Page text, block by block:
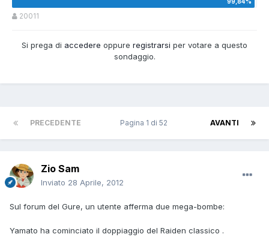
20011
Si prega di accedere oppure registrarsi per votare a questo
sondaggio.
PRECEDENTE AVANTI
Pagina 1 di 52
Zio Sam
Inviato 28 Aprile, 2012
Sul forum del Gure, un utente afferma due mega-bombe:
Yamato ha cominciato il doppiaggio del Raiden classico .